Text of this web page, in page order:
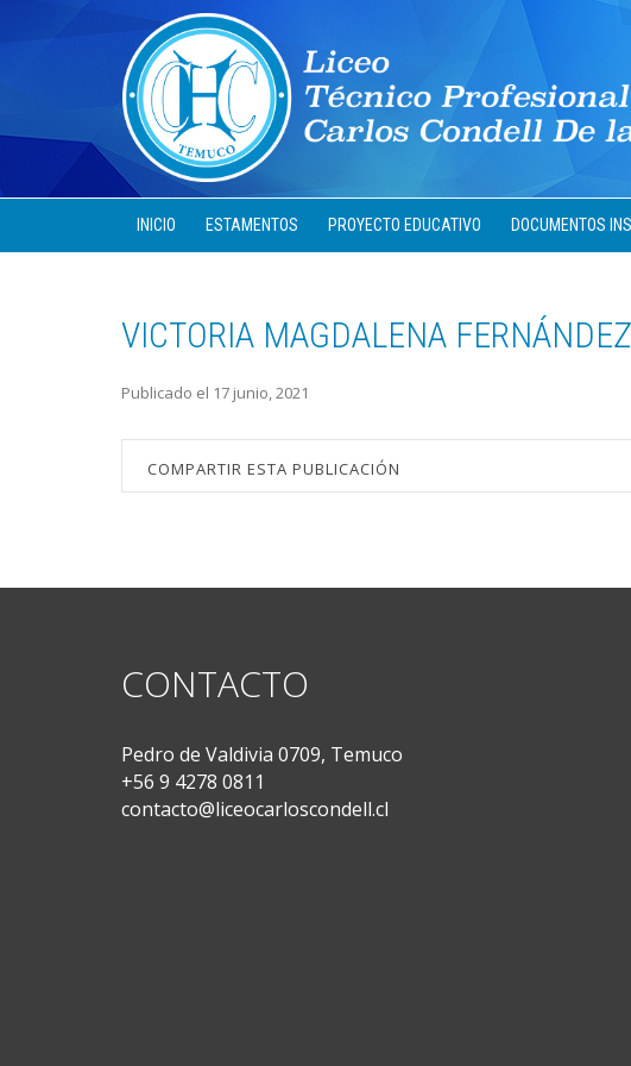
INICIO ESTAMENTOS PROYECTO EDUCATIVO DOCUMENTOS
VICTORIA MAGDALENA
Publicado el 17 junio, 2021
COMPARTIR ESTA PUBLICACIÓN
CONTACTO
Pedro de Valdivia 0709, Temuco
+56 9 4278 0811
contacto@liceocarloscondell.cl